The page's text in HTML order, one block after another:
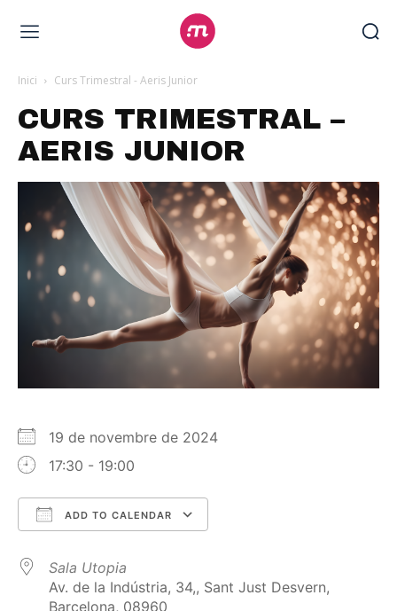
Inici Curs Trimestral - Aeris Junior
CURS TRIMESTRAL –
AERIS JUNIOR
19 de novembre de 2024
17:30 - 19:00
ADD TO CALENDAR
Sala Utopia
Av. de la Indústria, 34,, Sant Just Desvern,
Barcelona, 08960